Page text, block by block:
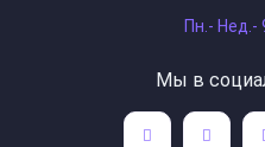
Пн.- Нед.-
Мы в